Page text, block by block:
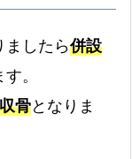
り花です
ましたら併設
。
骨となりま